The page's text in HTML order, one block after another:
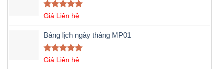
Được xếp
5 sao
Giá Liên hệ
Bảng lịch ngày tháng MP01
Được xếp
Giá Liên hệ